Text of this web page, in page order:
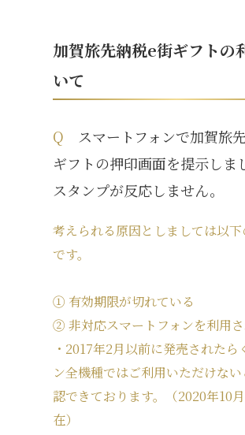
加賀旅先納税e街ギフトの
いて
Q スマートフォンで加賀旅
ギフトの押印画面を提示しま
スタンプが反応しません。
考えられる原因としましては以下
です。
① 有効期限が切れている
② 非対応スマートフォンを利用
・2017年2月以前に発売されたら
ン全機種ではご利用いただけな
認できております。（2020年10
在）